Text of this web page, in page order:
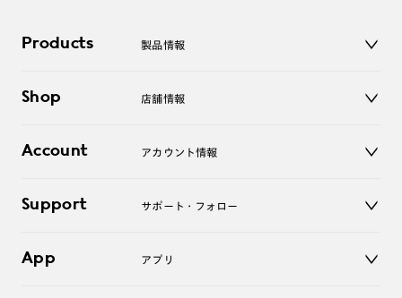
Products 製品情報
サングラス
コンタクトレンズ
アクセサリー
Shop 店舗情報
オンラインショップ
Account アカウント情報
ログアウト
Support サポート・フォロー
よくあるご質問
App アプリ